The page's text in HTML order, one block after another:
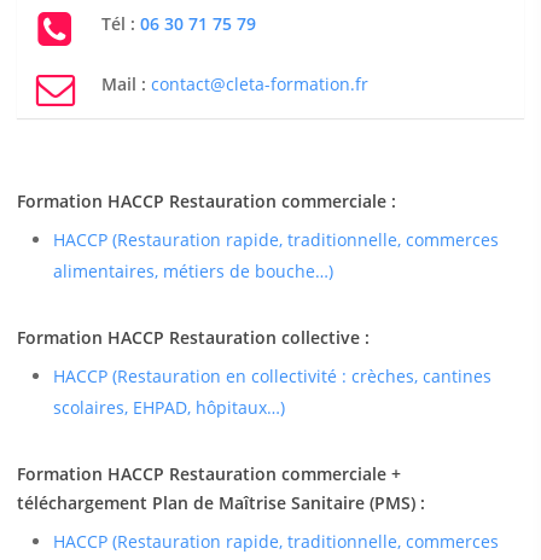
Tél : 06 30 71 75 79
Mail : contact@cleta-formation.fr
Formation HACCP Restauration commerciale :
HACCP (Restauration rapide, traditionnelle, commerces
alimentaires, métiers de bouche…)
Formation HACCP Restauration collective :
HACCP (Restauration en collectivité : crèches, cantines
scolaires, EHPAD, hôpitaux…)
Formation HACCP Restauration commerciale +
téléchargement Plan de Maîtrise Sanitaire (PMS) :
HACCP (Restauration rapide, traditionnelle, commerces